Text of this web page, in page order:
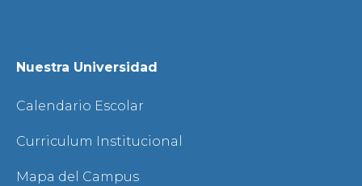
Nuestra Universidad
Calendario Escolar
Curriculum Institucional
Mapa del Campus